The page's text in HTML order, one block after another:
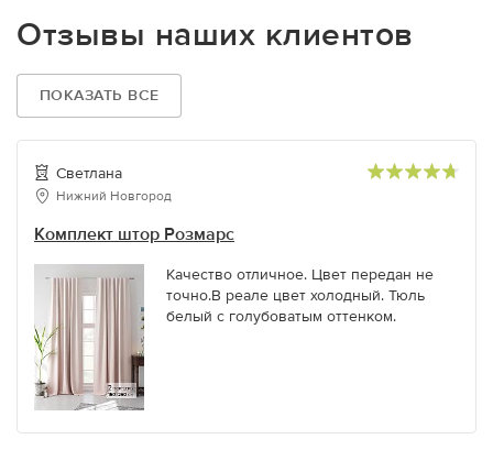
Отзывы наших клиентов
ПОКАЗАТЬ ВСЕ
Светлана
Нижний Новгород
Комплект штор Розмарс
Качество отличное. Цвет передан не
точно.В реале цвет холодный. Тюль
белый с голубоватым оттенком.